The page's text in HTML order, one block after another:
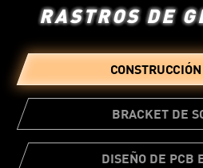
RASTROS DE
BRACKET DE
DISEÑO DE PCB